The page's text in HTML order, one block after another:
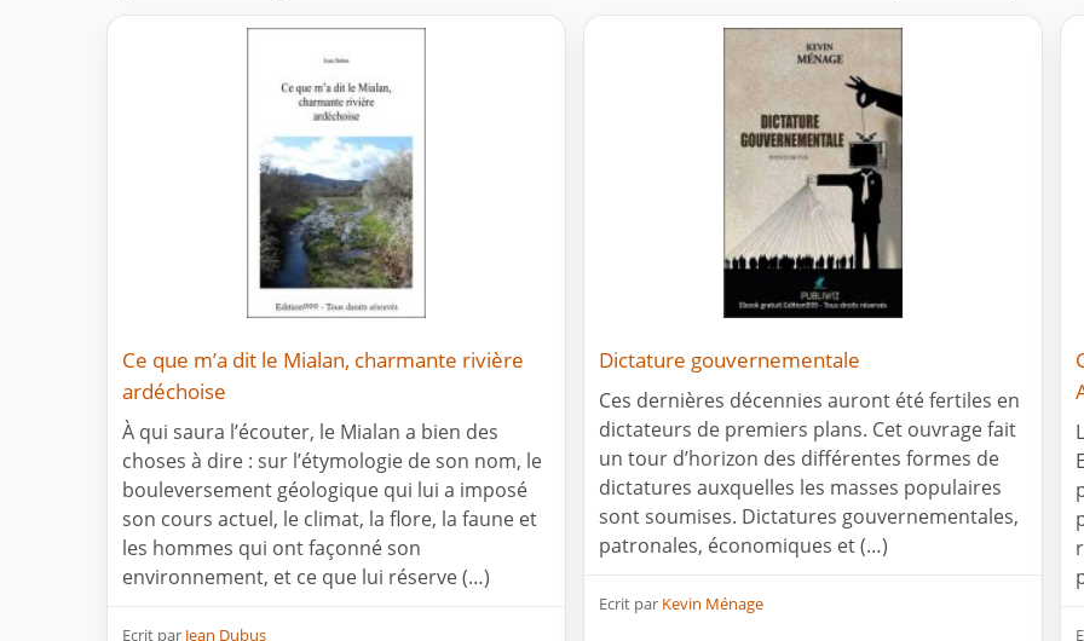
Ce que m’a dit le Mialan, charmante rivière
ardéchoise
À qui saura l’écouter, le Mialan a bien des
choses à dire : sur l’étymologie de son nom, le
bouleversement géologique qui lui a imposé
son cours actuel, le climat, la flore, la faune et
les hommes qui ont façonné son
environnement, et ce que lui réserve (…)
Ecrit par Jean Dubus
Dictature gouvernementale
Ces dernières décennies auront été fertiles en
dictateurs de premiers plans. Cet ouvrage fait
un tour d’horizon des différentes formes de
dictatures auxquelles les masses populaires
sont soumises. Dictatures gouvernementales,
patronales, économiques et (…)
Ecrit par Kevin Ménage